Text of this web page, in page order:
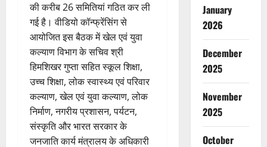
की करीब 26 समितियां गठित कर ली
गई है। वीडियो कॉन्फ्रेंसिंग से
आयोजित इस बैठक में खेल एवं युवा
कल्याण विभाग के सचिव श्री
हिमशिखर गुप्ता सहित स्कूल शिक्षा,
उच्च शिक्षा, लोक स्वास्थ्य एवं परिवार
कल्याण, खेल एवं युवा कल्याण, लोक
निर्माण, नगरीय प्रशासन, पर्यटन,
संस्कृति और भारत सरकार के
जनजाति कार्य मंत्रालय के अधिकारी
January
2026
December
2025
November
2025
October